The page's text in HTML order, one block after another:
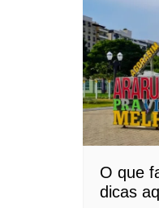
O que
dicas